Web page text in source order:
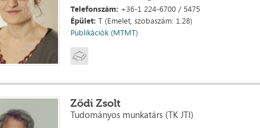
Telefonszám: +36-1 224-6700 / 5475
Épület: T (Emelet, szobaszám: 1.28)
Publikációk (MTMT)
Ződi Zsolt
Tudományos munkatárs (TK JTI)